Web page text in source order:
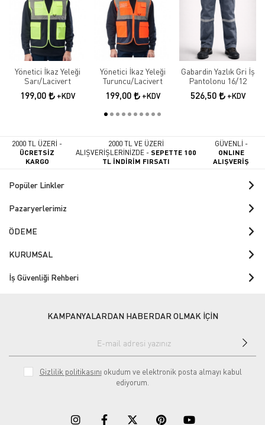
Yönetici İkaz Yeleği
Sarı/Lacivert
199,00 +KDV
Yönetici İkaz Yeleği
Turuncu/Lacivert
199,00 +KDV
Gabardin Yazlık Gri İş
Pantolonu 16/12
526,50 +KDV
2000 TL ÜZERİ -
ÜCRETSİZ
KARGO
2000 TL VE ÜZERİ
ALIŞVERİŞLERİNİZDE -SEPETTE 100
TL İNDİRİM FIRSATI
GÜVENLİ -
ONLINE
ALIŞVERİŞ
Popüler Linkler
Pazaryerlerimiz
ÖDEME
KURUMSAL
İş Güvenliği Rehberi
KAMPANYALARDAN HABERDAR OLMAK İÇİN
Gizlilik politikasını okudum ve elektronik posta almayı kabul
ediyorum.